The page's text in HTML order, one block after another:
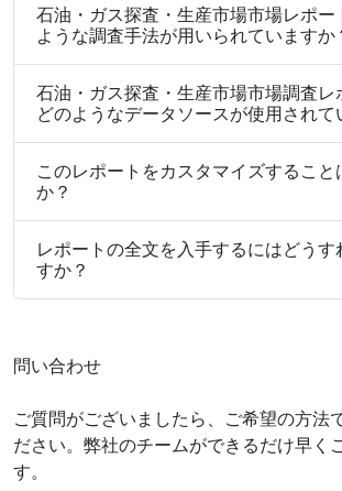
石油・ガス探査・生産市場市場レポー
ような調査手法が用いられていますか
石油・ガス探査・生産市場市場調査レ
どのようなデータソースが使用されて
このレポートをカスタマイズすること
か？
レポートの全文を入手するにはどうす
すか？
問い合わせ
ご質問がございましたら、ご希望の方法
ださい。弊社のチームができるだけ早く
す。